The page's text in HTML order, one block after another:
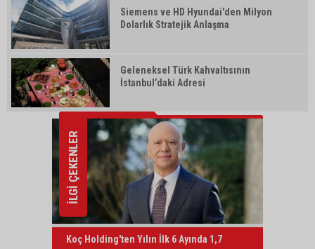
Siemens ve HD Hyundai'den Milyon
Dolarlık Stratejik Anlaşma
Geleneksel Türk Kahvaltısının
İstanbul’daki Adresi
İLGİ ÇEKENLER
Koç Holding'ten Yılın İlk 6 Ayında 1,7